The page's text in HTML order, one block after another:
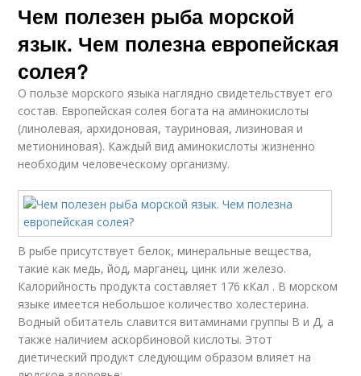
Чем полезен рыба морской
язык. Чем полезна европейская
солея?
О пользе морского языка наглядно свидетельствует его
состав. Европейская солея богата на аминокислоты
(линолевая, архидоновая, тауриновая, лизиновая и
метиониновая). Каждый вид аминокислоты жизненно
необходим человеческому организму.
В рыбе присутствует белок, минеральные вещества,
такие как медь, йод, марганец, цинк или железо.
Калорийность продукта составляет 176 кКал . В морском
языке имеется небольшое количество холестерина.
Водный обитатель славится витаминами группы В и Д, а
также наличием аскорбиновой кислоты. Этот
диетический продукт следующим образом влияет на